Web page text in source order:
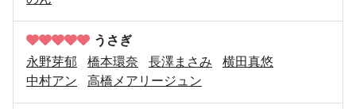
うさぎ
永野芽郁
橋本環奈 長澤まさみ
横田真悠
中村アン
高橋メアリージュン